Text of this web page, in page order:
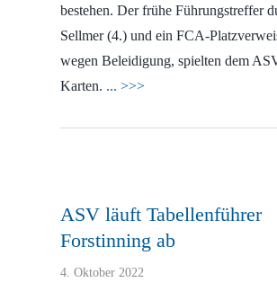
bestehen. Der frühe Führungstreffer
Sellmer (4.) und ein FCA-
wegen Beleidigung, spielten dem
Karten. ... >>>
ASV läuft Tabellenführer
Forstinning ab
4. Oktober 2022